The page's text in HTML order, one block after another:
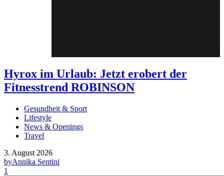
Hyrox im Urlaub: Jetzt erobert der
Fitnesstrend ROBINSON
Gesundheit & Sport
Lifestyle
News & Openings
Travel
3. August 2026
byAnnika Sentini
1